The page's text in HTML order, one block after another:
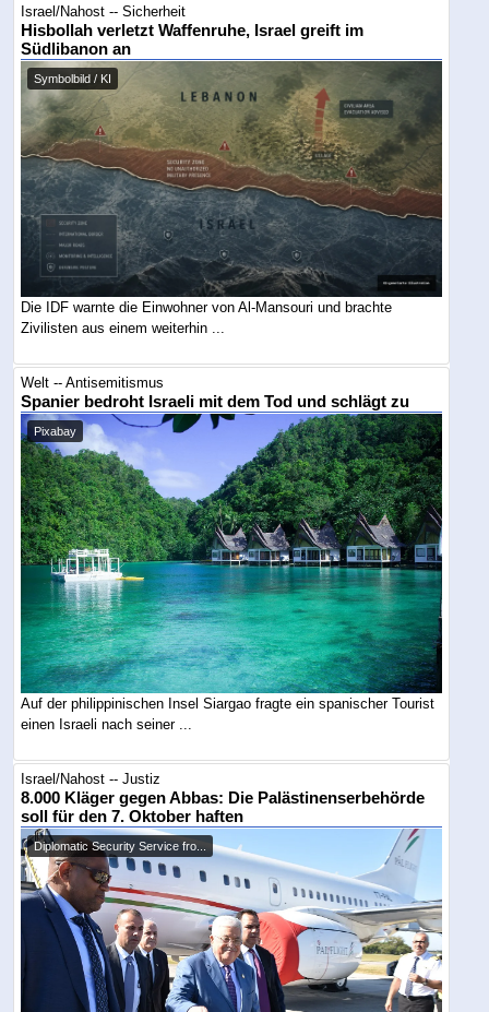
Israel/Nahost -- Sicherheit
Hisbollah verletzt Waffenruhe, Israel greift im
Südlibanon an
Symbolbild / KI
Die IDF warnte die Einwohner von Al-Mansouri und brachte
Zivilisten aus einem weiterhin ...
Welt -- Antisemitismus
Spanier bedroht Israeli mit dem Tod und schlägt zu
Pixabay
Auf der philippinischen Insel Siargao fragte ein spanischer Tourist
einen Israeli nach seiner ...
Israel/Nahost -- Justiz
8.000 Kläger gegen Abbas: Die Palästinenserbehörde
soll für den 7. Oktober haften
Diplomatic Security Service fro...